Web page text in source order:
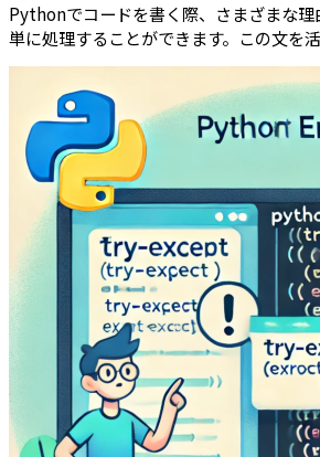
Pythonでコードを書く際、さまざまな
単に処理することができます。この文を